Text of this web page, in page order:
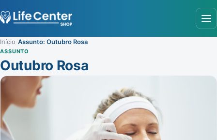
Início Assunto: Outubro Rosa
ASSUNTO
Outubro Rosa